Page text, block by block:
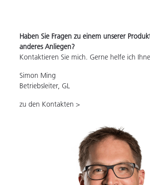
Haben Sie Fragen zu einem unserer
anderes Anliegen?
Kontaktieren Sie mich. Gerne helfe ich
Simon Ming
Betriebsleiter, GL
zu den Kontakten >